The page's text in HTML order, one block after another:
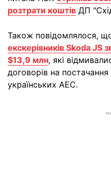
розтрати коштів ДП
Також повідомлялося,
екскерівників Skoda JS
$13,9 млн, які
договорів на
українських АЕС.